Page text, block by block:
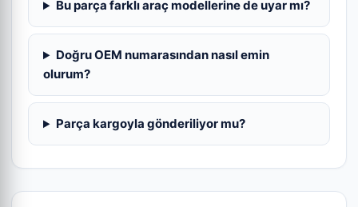
Bu parça farklı araç modellerine de uyar mı?
Doğru OEM numarasından nasıl emin
olurum?
Parça kargoyla gönderiliyor mu?